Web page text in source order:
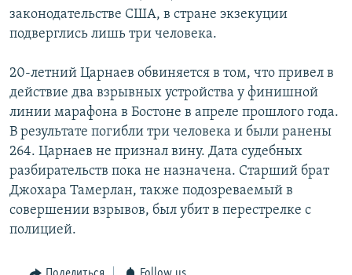
законодательстве США, в стране экзекуции
подверглись лишь три человека.
20-летний Царнаев обвиняется в том, что привел в
действие два взрывных устройства у финишной
линии марафона в Бостоне в апреле прошлого года.
В результате погибли три человека и были ранены
264. Царнаев не признал вину. Дата судебных
разбирательств пока не назначена. Старший брат
Джохара Тамерлан, также подозреваемый в
совершении взрывов, был убит в перестрелке с
полицией.